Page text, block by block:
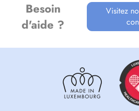
Besoin
d'aide ?
Visitez